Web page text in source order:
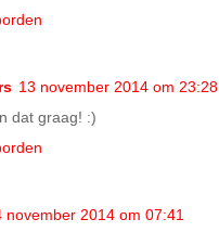
13 november 2014 om 23:28
dat graag! :)
november 2014 om 07:41